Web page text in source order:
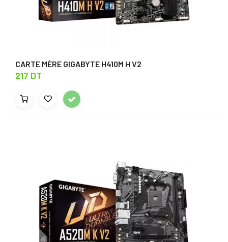
CARTE MÈRE GIGABYTE H410M H V2
217 DT